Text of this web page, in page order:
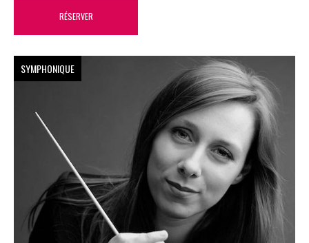
RÉSERVER
SYMPHONIQUE